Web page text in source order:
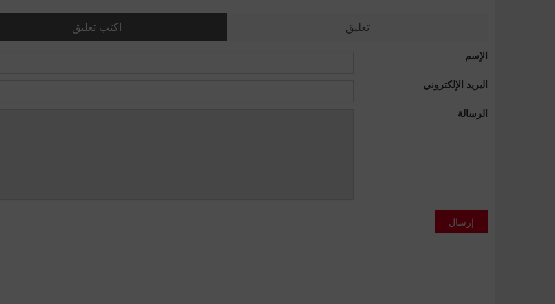
اكتب تعليق تعليق
الإسم
البريد الإلكتروني
الرسالة
إرسال